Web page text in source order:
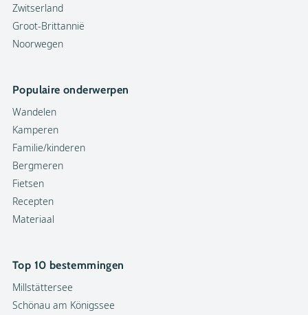
Zwitserland
Groot-Brittannië
Noorwegen
Populaire onderwerpen
Wandelen
Kamperen
Familie/kinderen
Bergmeren
Fietsen
Recepten
Materiaal
Top 10 bestemmingen
Millstättersee
Schönau am Königssee